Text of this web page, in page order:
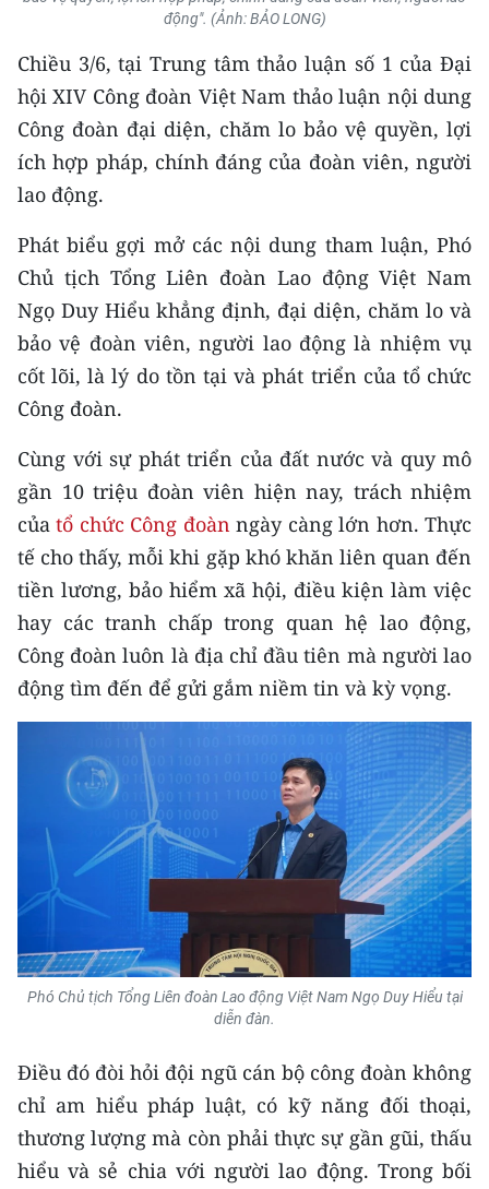
KIỂM CHỨNG THÔNG TIN
TRI THỨC CHUYÊN SÂU
54 DÂN TỘC VIỆT NAM
CHƯƠNG TRÌNH OCOP - MỖI XÃ
MỘT SẢN PHẨM
RADIO
MEDIA CENTER
E-Magazine
Video
Media Chính trị
Media Kinh tế
Media Văn hóa
Media Xã hội
Media Pháp luật
Media Du lịch
Media Thế giới
Media Thể thao
Media Giáo dục
Media Y tế
Media Khoa học - Công nghệ
Media Môi trường
Ảnh
Infographic
động". (Ảnh: BẢO LONG)
​Chiều 3/6, tại Trung tâm thảo luận số 1 của Đại
hội XIV Công đoàn Việt Nam thảo luận nội dung
Công đoàn đại diện, chăm lo bảo vệ quyền, lợi
ích hợp pháp, chính đáng của đoàn viên, người
lao động.
Phát biểu gợi mở các nội dung tham luận, Phó
Chủ tịch Tổng Liên đoàn Lao động Việt Nam
Ngọ Duy Hiểu khẳng định, đại diện, chăm lo và
bảo vệ đoàn viên, người lao động là nhiệm vụ
cốt lõi, là lý do tồn tại và phát triển của tổ chức
Công đoàn.
Cùng với sự phát triển của đất nước và quy mô
gần 10 triệu đoàn viên hiện nay, trách nhiệm
củatổ chức Công đoàn ngày càng lớn hơn. Thực
tế cho thấy, mỗi khi gặp khó khăn liên quan đến
tiền lương, bảo hiểm xã hội, điều kiện làm việc
hay các tranh chấp trong quan hệ lao động,
Công đoàn luôn là địa chỉ đầu tiên mà người lao
động tìm đến để gửi gắm niềm tin và kỳ vọng.
Phó Chủ tịch Tổng Liên đoàn Lao động Việt Nam Ngọ Duy Hiểu tại
diễn đàn.
Điều đó đòi hỏi đội ngũ cán bộ công đoàn không
chỉ am hiểu pháp luật, có kỹ năng đối thoại,
thương lượng mà còn phải thực sự gần gũi, thấu
hiểu và sẻ chia với người lao động. Trong bối